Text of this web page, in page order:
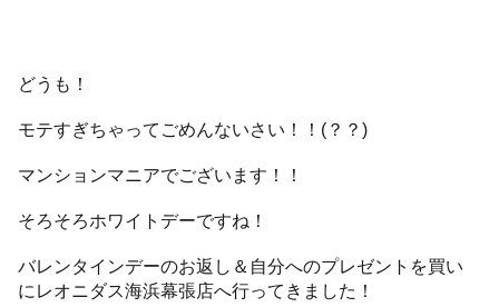
どうも！
モテすぎちゃってごめんないさい！！(？？)
マンションマニアでございます！！
そろそろホワイトデーですね！
バレンタインデーのお返し＆自分へのプレゼントを買い
にレオニダス海浜幕張店へ行ってきました！